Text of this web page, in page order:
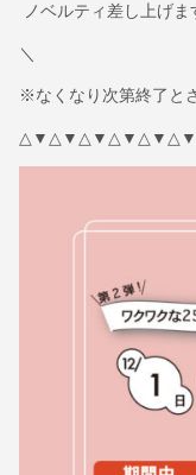
ノベルティ 差し上げま
＼
※なくなり次第終了と